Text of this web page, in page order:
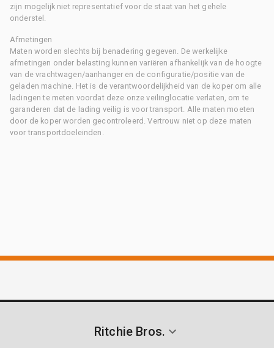
zijn mogelijk niet representatief voor de staat van het gehele
onderstel.
Afmetingen
Maten worden slechts bij benadering gegeven. De werkelijke
afmetingen onder belasting kunnen variëren afhankelijk van de hoogte
van de vrachtwagen/aanhanger en de configuratie/positie van de
geladen machine. Het is de verantwoordelijkheid van de koper om alle
ladingen te meten voordat deze onze veilinglocatie verlaten, om te
garanderen dat de lading veilig is voor transport. Alle maten moeten
door de koper worden gecontroleerd. Vertrouw niet op deze maten
voor transportdoeleinden.
Ritchie Bros.